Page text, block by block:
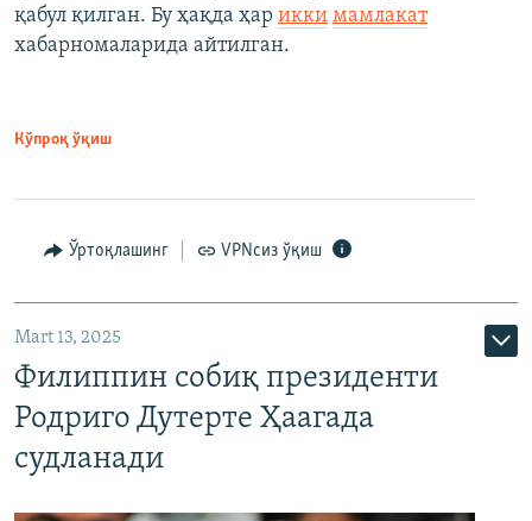
қабул қилган. Бу ҳақда ҳар икки мамлакат
хабарномаларида айтилган.
Кўпроқ ўқиш
Ўртоқлашинг VPNсиз ўқиш
Mart 13, 2025
Филиппин собиқ президенти
Родриго Дутерте Ҳаагада
судланади